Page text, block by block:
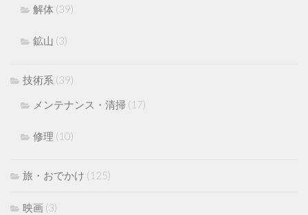
解体 (39)
鉱山 (3)
技術系 (39)
メンテナンス・清掃 (17)
修理 (10)
旅・おでかけ (125)
映画 (3)